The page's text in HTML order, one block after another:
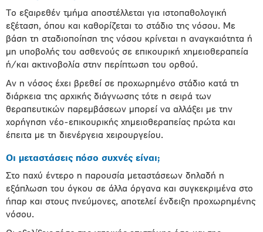
Το εξαιρεθέν τμήμα αποστέλλεται για ιστοπαθολογική
εξέταση, όπου και καθορίζεται το στάδιο της νόσου. Με
βάση τη σταδιοποίηση της νόσου κρίνεται η αναγκαιότητα ή
μη υποβολής του ασθενούς σε επικουρική χημειοθεραπεία
ή/και ακτινοβολία στην περίπτωση του ορθού.
Αν η νόσος έχει βρεθεί σε προχωρημένο στάδιο κατά τη
διάρκεια της αρχικής διάγνωσης τότε η σειρά των
θεραπευτικών παρεμβάσεων μπορεί να αλλάξει με την
χορήγηση νέο-επικουρικής χημειοθεραπείας πρώτα και
έπειτα με τη διενέργεια χειρουργείου.
Οι μεταστάσεις πόσο συχνές είναι;
Στο παχύ έντερο η παρουσία μεταστάσεων δηλαδή η
εξάπλωση του όγκου σε άλλα όργανα και συγκεκριμένα στο
ήπαρ και στους πνεύμονες, αποτελεί ένδειξη προχωρημένης
νόσου.